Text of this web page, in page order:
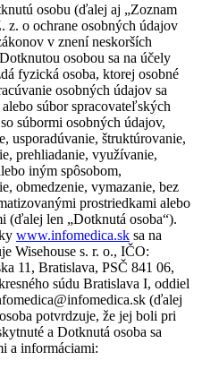
osobu (ďalej aj „Zoznam
z. o ochrane osobných údajov
v znení neskorších
osobou sa na účely
fyzická osoba, ktorej osobné
osobných údajov sa
súbor spracovateľských
súbormi osobných údajov,
usporadúvanie, štruktúrovanie,
prehliadanie, využívanie,
iným spôsobom,
obmedzenie, vymazanie, bez
prostriedkami alebo
(ďalej len „Dotknutá osoba“).
www.infomedica.sk sa na
Wisehouse s. r. o., IČO:
11, Bratislava, PSČ 841 06,
súdu Bratislava I, oddiel
(ďalej
potvrdzuje, že jej boli pri
a Dotknutá osoba sa
a informáciami: